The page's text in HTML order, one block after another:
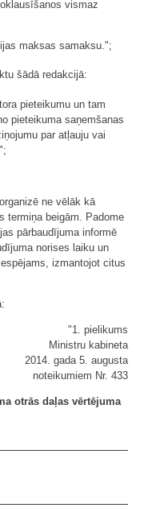
vismaz
maksas samaksu.";
šādā redakcijā:
pieteikumu un tam
pieteikuma saņemšanas
par atļauju vai
ne vēlāk kā
termiņa beigām. Padome
pārbaudījuma informē
norises laiku un
izmantojot citus
"1. pielikums
Ministru kabineta
2014. gada 5. augusta
noteikumiem Nr. 433
otrās daļas vērtējuma